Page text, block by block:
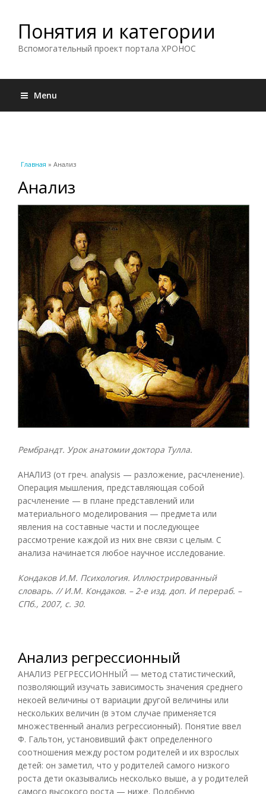
Понятия и категории
Вспомогательный проект портала ХРОНОС
Menu
Вы здесь
Главная » Анализ
Анализ
Рембрандт. Урок анатомии доктора Тулла.
АНАЛИЗ (от греч. analysis — разложение, расчленение).
Операция мышления, представляющая собой
расчленение — в плане представлений или
материального моделирования — предмета или
явления на составные части и последующее
рассмотрение каждой из них вне связи с целым. С
анализа начинается любое научное исследование.
Кондаков И.М. Психология. Иллюстрированный
словарь. // И.М. Кондаков. – 2-е изд. доп. И перераб. –
СПб., 2007, с. 30.
Анализ регрессионный
АНАЛИЗ РЕГРЕССИОННЫЙ — метод статистический,
позволяющий изучать зависимость значения среднего
некоей величины от вариации другой величины или
нескольких величин (в этом случае применяется
множественный анализ регрессионный). Понятие ввел
Ф. Гальтон, установивший факт определенного
соотношения между ростом родителей и их взрослых
детей: он заметил, что у родителей самого низкого
роста дети оказывались несколько выше, а у родителей
самого высокого роста — ниже. Подобную